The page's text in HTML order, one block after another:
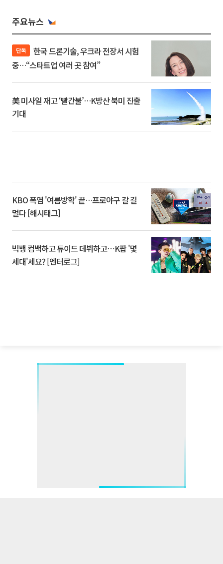
주요뉴스
단독
중…“스타트업 여러 곳 참여”
美 미사일 재고 ‘빨간불’…K방산 북미 진출
기대
KBO 폭염 '여름방학' 끝…프로야구 갈 길
멀다 [해시태그]
빅뱅 컴백하고 튜이드 데뷔하고⋯K팝 '몇
세대'세요? [엔터로그]